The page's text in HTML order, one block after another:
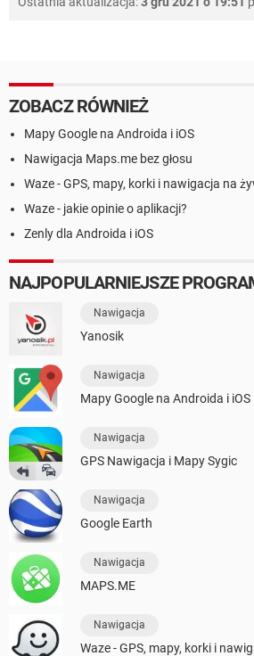
ZOBACZ RÓWNIEŻ
Mapy Google na Androida i iOS
Nawigacja Maps.me bez głosu
Waze - GPS, mapy, korki i nawigacja na
Waze - jakie opinie o aplikacji?
Zenly dla Androida i iOS
NAJPOPULARNIEJSZE
Nawigacja
Yanosik
Nawigacja
Mapy Google na Androida i iOS
Nawigacja
GPS Nawigacja i Mapy Sygic
Nawigacja
Google Earth
Nawigacja
MAPS.ME
Nawigacja
Waze - GPS, mapy, korki i